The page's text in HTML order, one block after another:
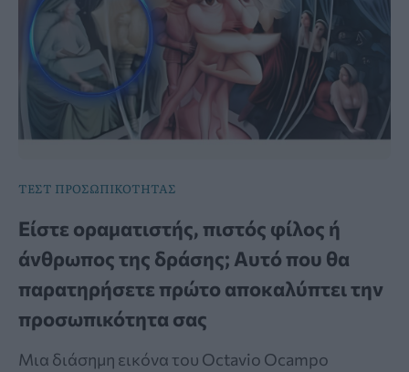
ΤΕΣΤ ΠΡΟΣΩΠΙΚΟΤΗΤΑΣ
Είστε οραματιστής, πιστός φίλος ή
άνθρωπος της δράσης; Αυτό που θα
παρατηρήσετε πρώτο αποκαλύπτει την
προσωπικότητα σας
Μια διάσημη εικόνα του Octavio Ocampo